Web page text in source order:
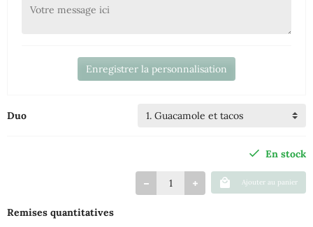
Enregistrer la personnalisation
Duo
En stock
Ajouter au panier
Remises quantitatives